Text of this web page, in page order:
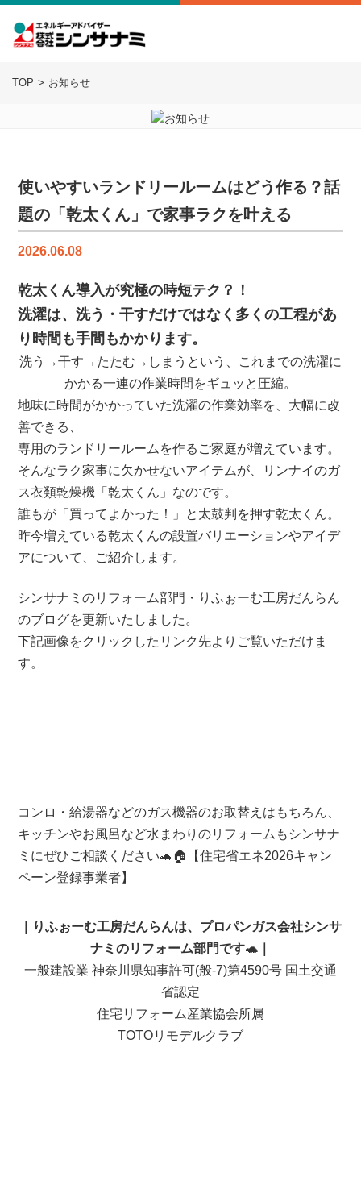
TOP お知らせ
使いやすいランドリールームはどう作る？話
題の「乾太くん」で家事ラクを叶える
2026.06.08
乾太くん導入が究極の時短テク？！
洗濯は、洗う・干すだけではなく多くの工程があ
り時間も手間もかかります。
洗う→干す→たたむ→しまうという、これまでの洗濯に
かかる一連の作業時間をギュッと圧縮。
地味に時間がかかっていた洗濯の作業効率を、大幅に改
善できる、
専用のランドリールームを作るご家庭が増えています。
そんなラク家事に欠かせないアイテムが、リンナイのガ
ス衣類乾燥機「乾太くん」なのです。
誰もが「買ってよかった！」と太鼓判を押す乾太くん。
昨今増えている乾太くんの設置バリエーションやアイデ
アについて、ご紹介します。
シンサナミのリフォーム部門・りふぉーむ工房だんらん
のブログを更新いたしました。
下記画像をクリックしたリンク先よりご覧いただけま
す。
コンロ・給湯器などのガス機器のお取替えはもちろん、
キッチンやお風呂など水まわりのリフォームもシンサナ
ミにぜひご相談ください🐢🏠【住宅省エネ2026キャン
ペーン登録事業者】
｜りふぉーむ工房だんらんは、プロパンガス会社シンサ
ナミのリフォーム部門です🐢｜
一般建設業 神奈川県知事許可(般-7)第4590号 国土交通
省認定
住宅リフォーム産業協会所属
TOTOリモデルクラブ